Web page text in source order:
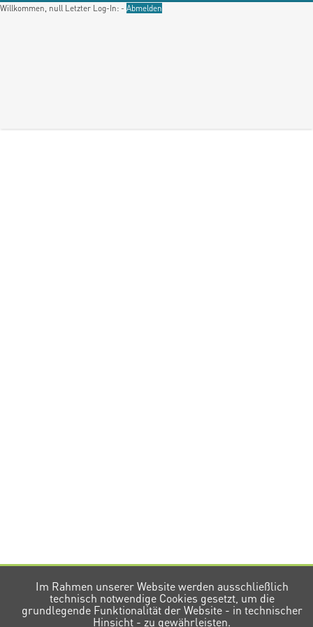
Willkommen, null Letzter Log-In: - Abmelden
Im Rahmen unserer Website werden ausschließlich
technisch notwendige Cookies gesetzt, um die
grundlegende Funktionalität der Website - in technischer
Hinsicht - zu gewährleisten.